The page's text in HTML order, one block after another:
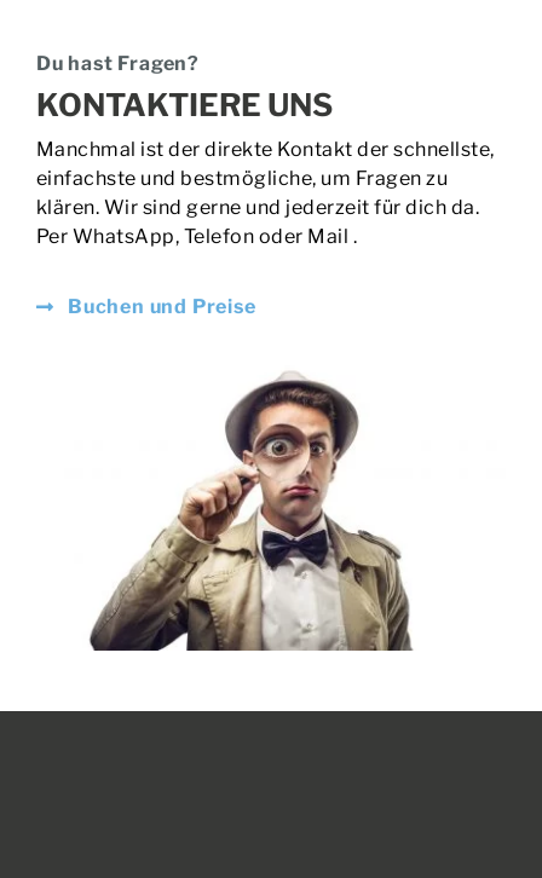
Du hast Fragen?
KONTAKTIERE UNS
Manchmal ist der direkte Kontakt der schnellste,
einfachste und bestmögliche, um Fragen zu
klären. Wir sind gerne und jederzeit für dich da.
Per WhatsApp, Telefon oder Mail .
Buchen und Preise